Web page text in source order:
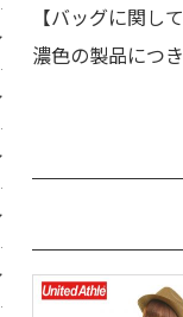
【バッグに関し
濃色の製品につ